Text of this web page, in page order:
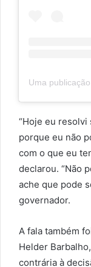
“Hoje eu resolvi
porque eu não
com o que eu
declarou. “Não
ache que pode
governador.
A fala também
Helder
contrária à